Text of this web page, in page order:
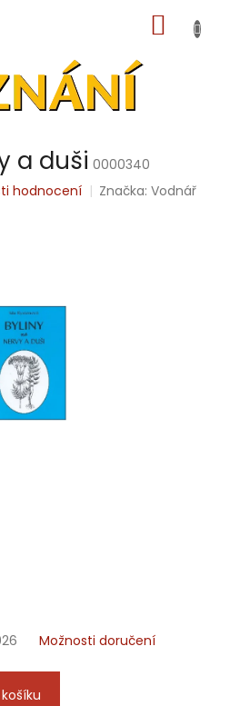
KOŠÍK
a duši 0000340
hodnocení Značka:Vodnář
Možnosti doručení